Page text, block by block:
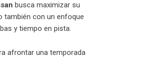
busca maximizar su
también con un enfoque
y tiempo en pista.
afrontar una temporada